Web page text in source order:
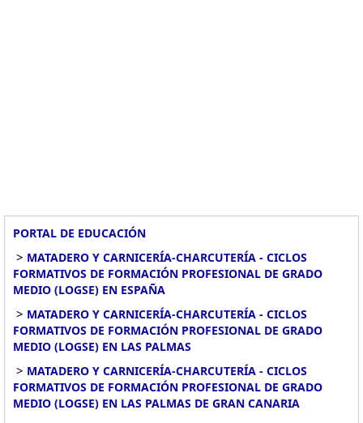
PORTAL DE EDUCACIÓN
> MATADERO Y CARNICERÍA-CHARCUTERÍA - CICLOS
FORMATIVOS DE FORMACIÓN PROFESIONAL DE GRADO
MEDIO (LOGSE) EN ESPAÑA
> MATADERO Y CARNICERÍA-CHARCUTERÍA - CICLOS
FORMATIVOS DE FORMACIÓN PROFESIONAL DE GRADO
MEDIO (LOGSE) EN LAS PALMAS
> MATADERO Y CARNICERÍA-CHARCUTERÍA - CICLOS
FORMATIVOS DE FORMACIÓN PROFESIONAL DE GRADO
MEDIO (LOGSE) EN LAS PALMAS DE GRAN CANARIA